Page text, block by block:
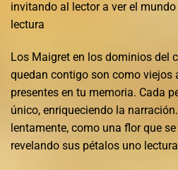
invitando al lector a ver el
lectura
Los Maigret en los dominios del
quedan contigo son como viejos
presentes en tu memoria. Cada
único, enriqueciendo la
lentamente, como una flor que
revelando sus pétalos uno